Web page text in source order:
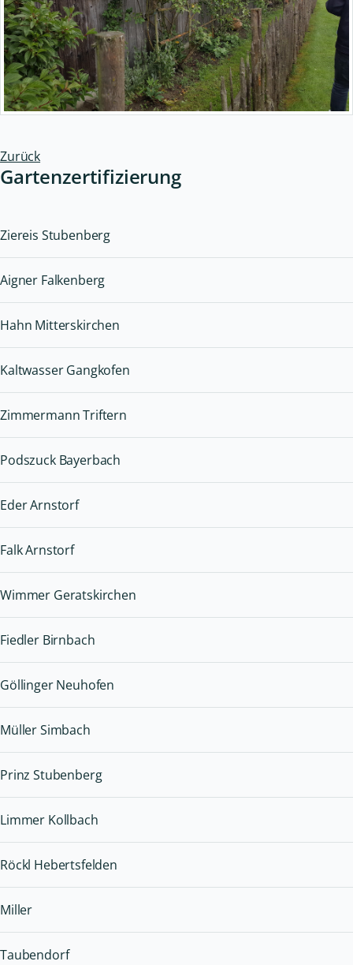
Zurück
Gartenzertifizierung
Ziereis Stubenberg
Aigner Falkenberg
Hahn Mitterskirchen
Kaltwasser Gangkofen
Zimmermann Triftern
Podszuck Bayerbach
Eder Arnstorf
Falk Arnstorf
Wimmer Geratskirchen
Fiedler Birnbach
Göllinger Neuhofen
Müller Simbach
Prinz Stubenberg
Limmer Kollbach
Röckl Hebertsfelden
Miller
Taubendorf